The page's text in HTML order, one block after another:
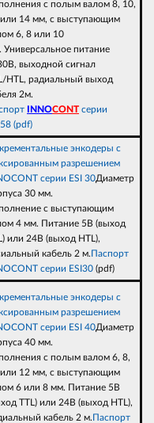
с полым валом 8, 10,
14 мм, с выступающим
6, 8 или 10
Универсальное питание
выходной сигнал
HTL, радиальный выход
2м.
INNOCONT серии
(pdf)
энкодеры с
разрешением
серии ESI 30Диаметр
30 мм.
с выступающим
4 мм. Питание 5В (выход
или 24В (выход НTL),
кабель 2 м.Паспорт
серии ESI30 (pdf)
энкодеры с
разрешением
серии ESI 40Диаметр
40 мм.
с полым валом 6, 8,
12 мм, с выступающим
6 или 8 мм. Питание 5В
TTL) или 24В (выход НTL),
кабель 2 м.Паспорт